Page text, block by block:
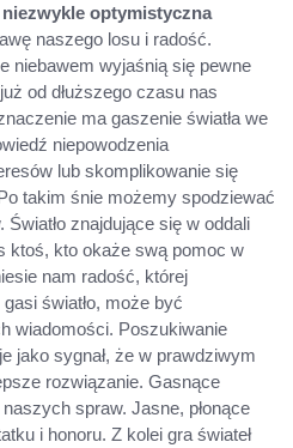
optymistyczna
naszego losu i radość.
niebawem wyjaśnią się pewne
od dłuższego czasu nas
ma gaszenie światła we
niepowodzenia
lub skomplikowanie się
takim śnie możemy spodziewać
Światło znajdujące się w oddali
ktoś, kto okaże swą pomoc w
nam radość, której
światło, może być
wiadomości. Poszukiwanie
jako sygnał, że w prawdziwym
rozwiązanie. Gasnące
spraw. Jasne, płonące
i honoru. Z kolei gra świateł